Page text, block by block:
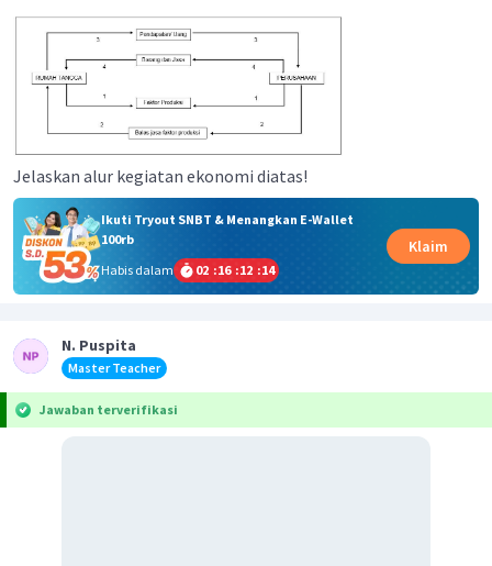
Jelaskan alur kegiatan ekonomi diatas!
Ikuti Tryout SNBT & Menangkan E-Wallet
100rb
Habis dalam
02 :16 :12 :14
Klaim
N. Puspita
Master Teacher
Jawaban terverifikasi